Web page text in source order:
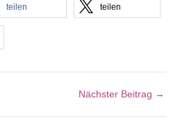
teilen teilen
Nächster Beitrag →